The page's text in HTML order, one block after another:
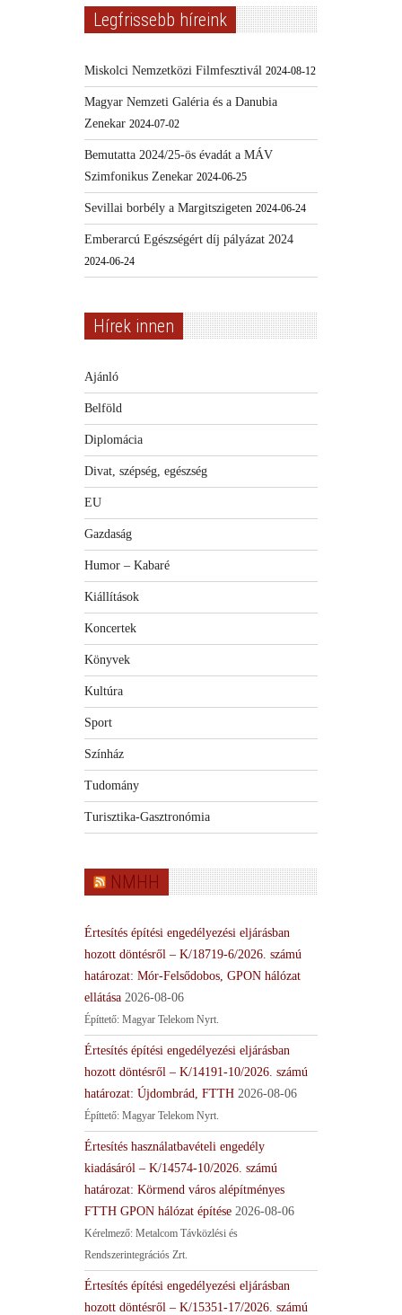
Legfrissebb híreink
Miskolci Nemzetközi Filmfesztivál 2024-08-12
Magyar Nemzeti Galéria és a Danubia
Zenekar 2024-07-02
Bemutatta 2024/25-ös évadát a MÁV
Szimfonikus Zenekar 2024-06-25
Sevillai borbély a Margitszigeten 2024-06-24
Emberarcú Egészségért díj pályázat 2024
2024-06-24
Hírek innen
Ajánló
Belföld
Diplomácia
Divat, szépség, egészség
EU
Gazdaság
Humor – Kabaré
Kiállítások
Koncertek
Könyvek
Kultúra
Sport
Színház
Tudomány
Turisztika-Gasztronómia
NMHH
Értesítés építési engedélyezési eljárásban
hozott döntésről – K/18719-6/2026. számú
határozat: Mór-Felsődobos, GPON hálózat
ellátása 2026-08-06
Építtető: Magyar Telekom Nyrt.
Értesítés építési engedélyezési eljárásban
hozott döntésről – K/14191-10/2026. számú
határozat: Újdombrád, FTTH 2026-08-06
Építtető: Magyar Telekom Nyrt.
Értesítés használatbavételi engedély
kiadásáról – K/14574-10/2026. számú
határozat: Körmend város alépítményes
FTTH GPON hálózat építése 2026-08-06
Kérelmező: Metalcom Távközlési és
Rendszerintegrációs Zrt.
Értesítés építési engedélyezési eljárásban
hozott döntésről – K/15351-17/2026. számú